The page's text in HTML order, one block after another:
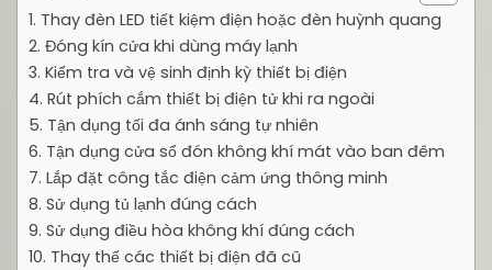
1. Thay đèn LED tiết kiệm điện hoặc đèn huỳnh quang
2. Đóng kín cửa khi dùng máy lạnh
3. Kiểm tra và vệ sinh định kỳ thiết bị điện
4. Rút phích cắm thiết bị điện tử khi ra ngoài
5. Tận dụng tối đa ánh sáng tự nhiên
6. Tận dụng cửa sổ đón không khí mát vào ban đêm
7. Lắp đặt công tắc điện cảm ứng thông minh
8. Sử dụng tủ lạnh đúng cách
9. Sử dụng điều hòa không khí đúng cách
10. Thay thế các thiết bị điện đã cũ